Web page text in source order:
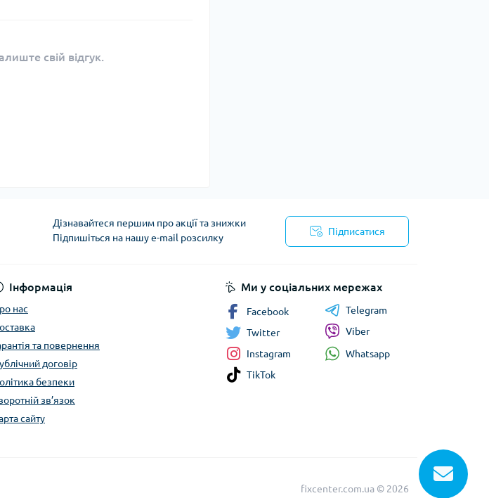
свій відгук.
Дізнавайтеся першим про акції та знижки
Підпишіться на нашу e-mail розсилку
Підписатися
Інформація
нас
та повернення
договір
безпеки
зв’язок
сайту
Ми у соціальних мережах
Facebook
Twitter
Instagram
TikTok
Telegram
Viber
Whatsapp
fixcenter.com.ua © 2026